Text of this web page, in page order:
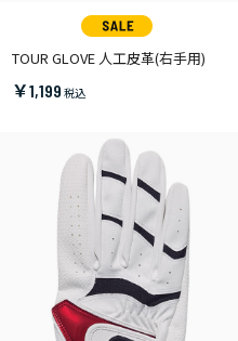
TOUR GLOVE 人工皮革(右手用)
￥1,199